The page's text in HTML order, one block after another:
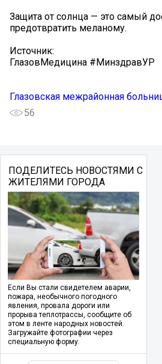
Защита от солнца — это самый
предотвратить меланому.
Источник:
ГлазовМедицина #МинздравУР
Глазовская межрайонная
56
ПОДЕЛИТЕСЬ НОВОСТЯМИ С
ЖИТЕЛЯМИ ГОРОДА
Если Вы стали свидетелем аварии,
пожара, необычного погодного
явления, провала дороги или
прорыва теплотрассы, сообщите об
этом в ленте народных новостей.
Загружайте фотографии через
специальную форму.